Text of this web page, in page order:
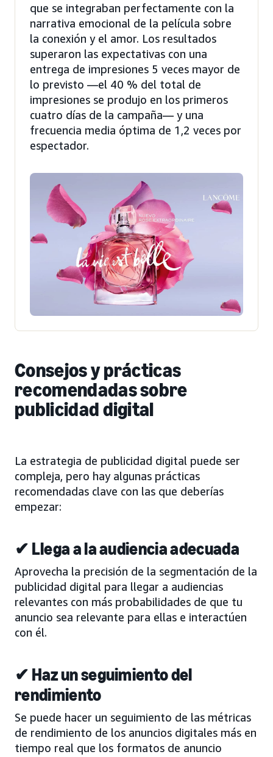
que se integraban perfectamente con la
narrativa emocional de la película sobre
la conexión y el amor. Los resultados
superaron las expectativas con una
entrega de impresiones 5 veces mayor de
lo previsto —el 40 % del total de
impresiones se produjo en los primeros
cuatro días de la campaña— y una
frecuencia media óptima de 1,2 veces por
espectador.
Consejos y prácticas
recomendadas sobre
publicidad digital
La estrategia de publicidad digital puede ser
compleja, pero hay algunas prácticas
recomendadas clave con las que deberías
empezar:
✔ Llega a la audiencia adecuada
Aprovecha la precisión de la segmentación de la
publicidad digital para llegar a audiencias
relevantes con más probabilidades de que tu
anuncio sea relevante para ellas e interactúen
con él.
✔ Haz un seguimiento del
rendimiento
Se puede hacer un seguimiento de las métricas
de rendimiento de los anuncios digitales más en
tiempo real que los formatos de anuncio